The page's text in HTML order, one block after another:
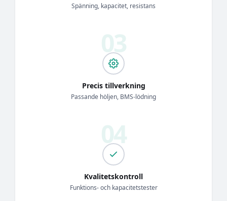
Spänning, kapacitet, resistans
Precis tillverkning
Passande höljen, BMS-lödning
Kvalitetskontroll
Funktions- och kapacitetstester